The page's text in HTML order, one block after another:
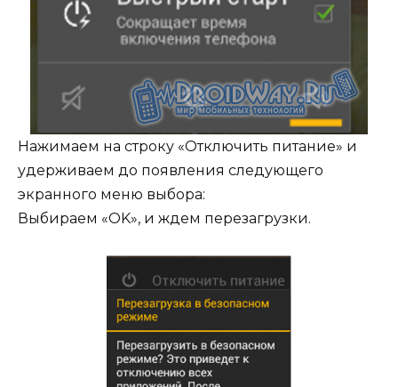
Нажимаем на строку «Отключить питание» и
удерживаем до появления следующего
экранного меню выбора:
Выбираем «OK», и ждем перезагрузки.